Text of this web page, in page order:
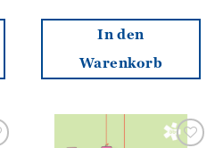
In den
Warenkorb